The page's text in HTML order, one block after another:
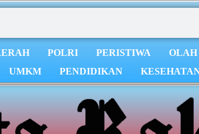
POLRI PERISTIWA OLAH
UMKM PENDIDIKAN